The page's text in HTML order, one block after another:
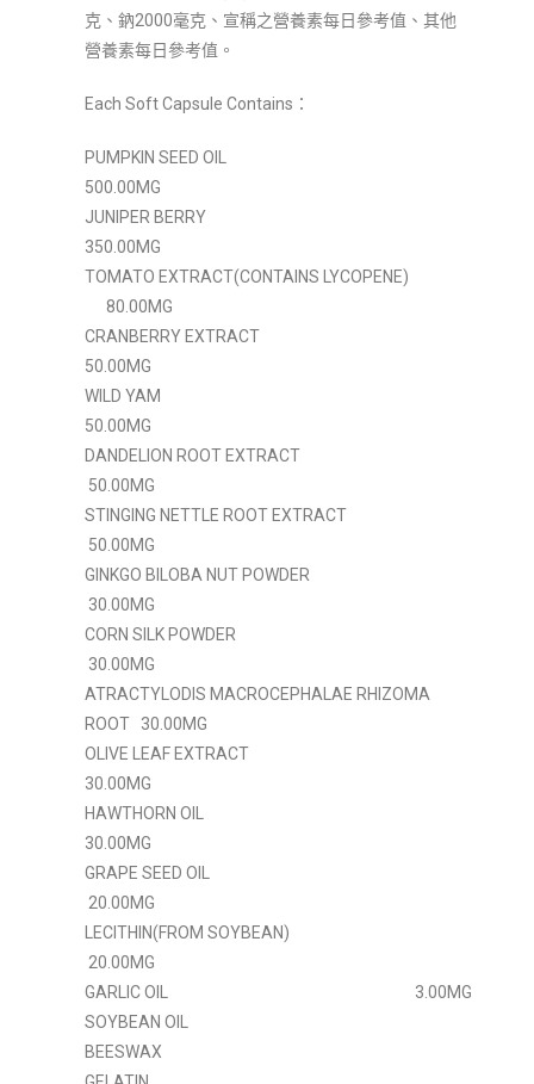
克、鈉2000毫克、宣稱之營養素每日參考值、其他
營養素每日參考值。
Each Soft Capsule Contains：
PUMPKIN SEED OIL
500.00MG
JUNIPER BERRY
350.00MG
TOMATO EXTRACT(CONTAINS LYCOPENE)
80.00MG
CRANBERRY EXTRACT
50.00MG
WILD YAM
50.00MG
DANDELION ROOT EXTRACT
50.00MG
STINGING NETTLE ROOT EXTRACT
50.00MG
GINKGO BILOBA NUT POWDER
30.00MG
CORN SILK POWDER
30.00MG
ATRACTYLODIS MACROCEPHALAE RHIZOMA
ROOT 30.00MG
OLIVE LEAF EXTRACT
30.00MG
HAWTHORN OIL
30.00MG
GRAPE SEED OIL
20.00MG
LECITHIN(FROM SOYBEAN)
20.00MG
GARLIC OIL 3.00MG
SOYBEAN OIL
BEESWAX